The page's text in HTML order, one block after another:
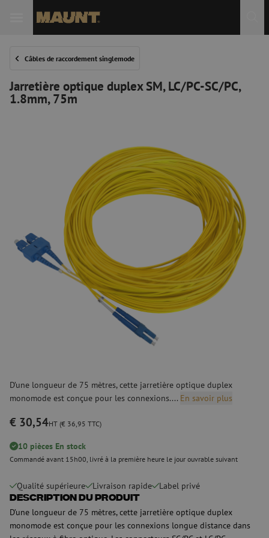
Câbles de raccordement singlemode
Jarretière optique duplex SM, LC/PC-SC/PC,
1.8mm, 75m
D’une longueur de 75 mètres, cette jarretière optique duplex
monomode est conçue pour les connexions.... En savoir plus
€ 30,54HT (€ 36,95 TTC)
10 pièces En stock
Commandé avant 15h00, livré à la première heure le jour ouvrable suivant
Qualité supérieure Livraison rapide Label privé
Description du produit
D’une longueur de 75 mètres, cette jarretière optique duplex
monomode est conçue pour les connexions longue distance dans